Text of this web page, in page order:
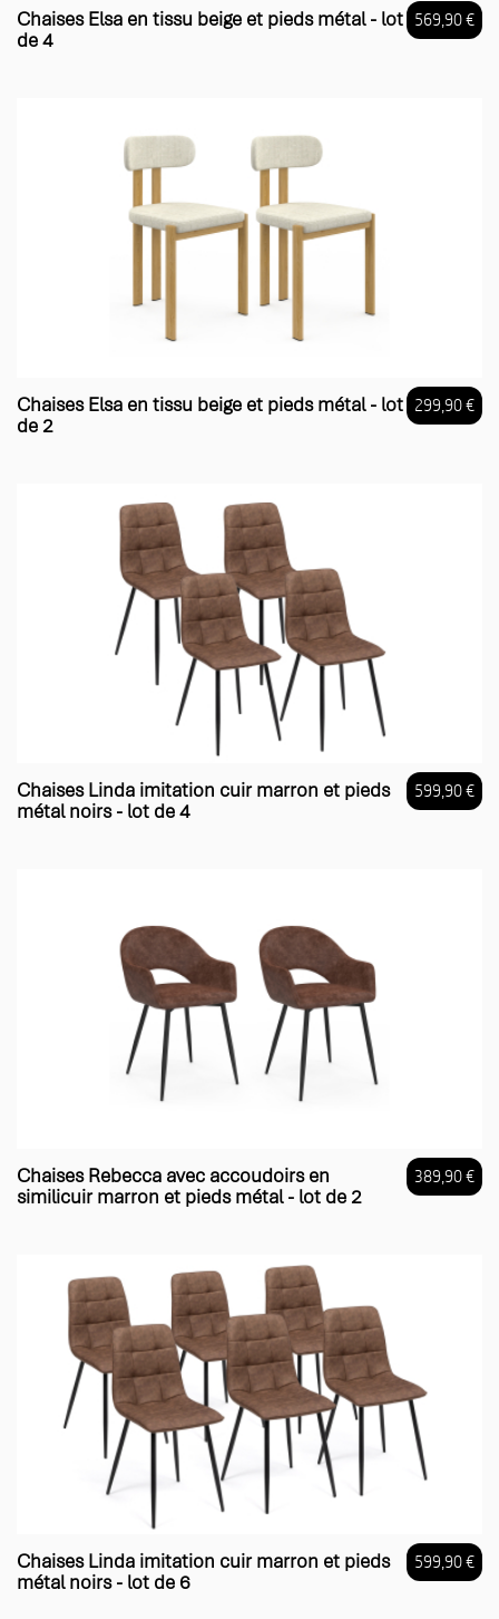
Chaises Elsa en tissu beige et pieds métal - lot
de 4
569,90 €
Chaises Elsa en tissu beige et pieds métal - lot
de 2
299,90 €
Chaises Linda imitation cuir marron et pieds
métal noirs - lot de 4
599,90 €
Chaises Rebecca avec accoudoirs en
similicuir marron et pieds métal - lot de 2
Prix
389,90 €
Chaises Linda imitation cuir marron et pieds
métal noirs - lot de 6
Prix
599,90 €